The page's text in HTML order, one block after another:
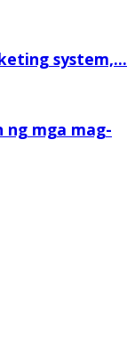
system,...
ng mga mag-